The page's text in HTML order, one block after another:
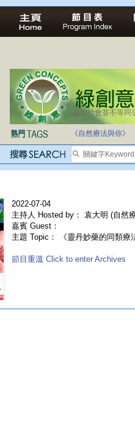
法治社會並不等同
《自然療法與你》
2022-07-04
主持人 Hosted by： 袁大明 (自然
嘉賓 Guest：
主題 Topic： 《靈丹妙藥的同類
節目重溫 Click to enter Archives